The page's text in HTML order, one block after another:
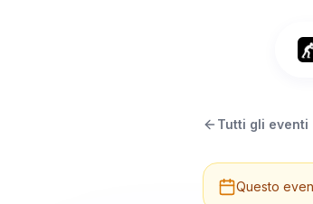
Tutti gli eventi
Questo